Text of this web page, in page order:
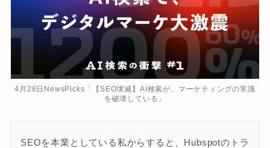
4月28日NewsPicks「【SEO壊滅】AI検索が、マーケティングの常識
を破壊している」
SEOを本業としている私からすると、Hubspotのトラ